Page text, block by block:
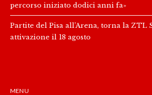
percorso iniziato dodici anni fa»
Partite del Pisa all’Arena, torna la ZTL
attivazione il 18 agosto
MENU